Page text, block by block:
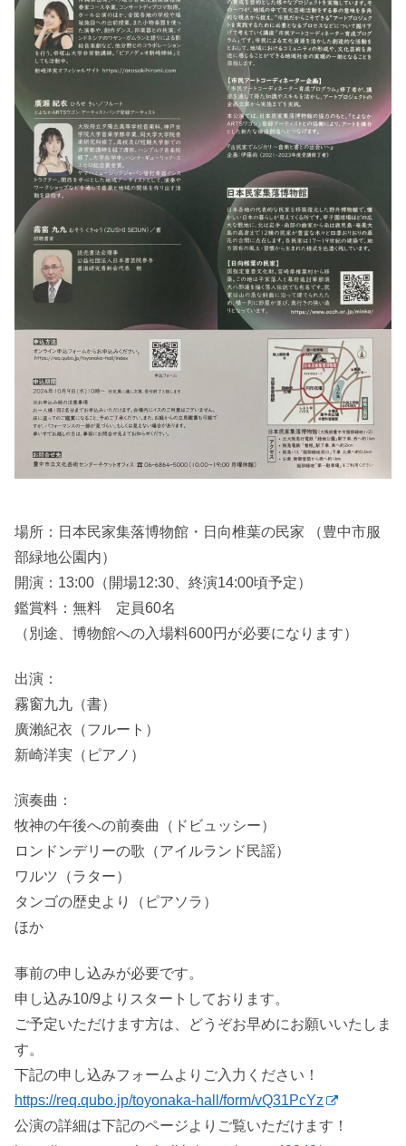
場所：日本民家集落博物館・日向椎葉の民家 （豊中市服
部緑地公園内）
開演：13:00（開場12:30、終演14:00頃予定）
鑑賞料：無料 定員60名
（別途、博物館への入場料600円が必要になります）
出演：
霧窗九九（書）
廣瀨紀衣（フルート）
新崎洋実（ピアノ）
演奏曲：
牧神の午後への前奏曲（ドビュッシー）
ロンドンデリーの歌（アイルランド民謡）
ワルツ（ラター）
タンゴの歴史より（ピアソラ）
ほか
事前の申し込みが必要です。
申し込み10/9よりスタートしております。
ご予定いただけます方は、どうぞお早めにお願いいたしま
す。
下記の申し込みフォームよりご入力ください！
https://req.qubo.jp/toyonaka-hall/form/vQ31PcYz
公演の詳細は下記のページよりご覧いただけます！